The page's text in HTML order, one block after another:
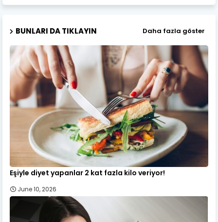
BUNLARI DA TIKLAYIN Daha fazla göster
Eşiyle diyet yapanlar 2 kat fazla kilo veriyor!
June 10, 2026